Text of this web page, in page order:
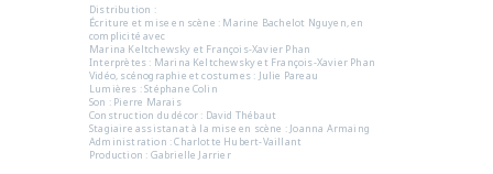
Distribution :
Écriture et mise en scène : Marine Bachelot Nguyen, en
complicité avec
Marina Keltchewsky et François-Xavier Phan
Interprètes : Marina Keltchewsky et François-Xavier Phan
Vidéo, scénographie et costumes : Julie Pareau
Lumières : Stéphane Colin
Son : Pierre Marais
Construction du décor : David Thébaut
Stagiaire assistanat à la mise en scène : Joanna Armaing
Administration : Charlotte Hubert-Vaillant
Production : Gabrielle Jarrier